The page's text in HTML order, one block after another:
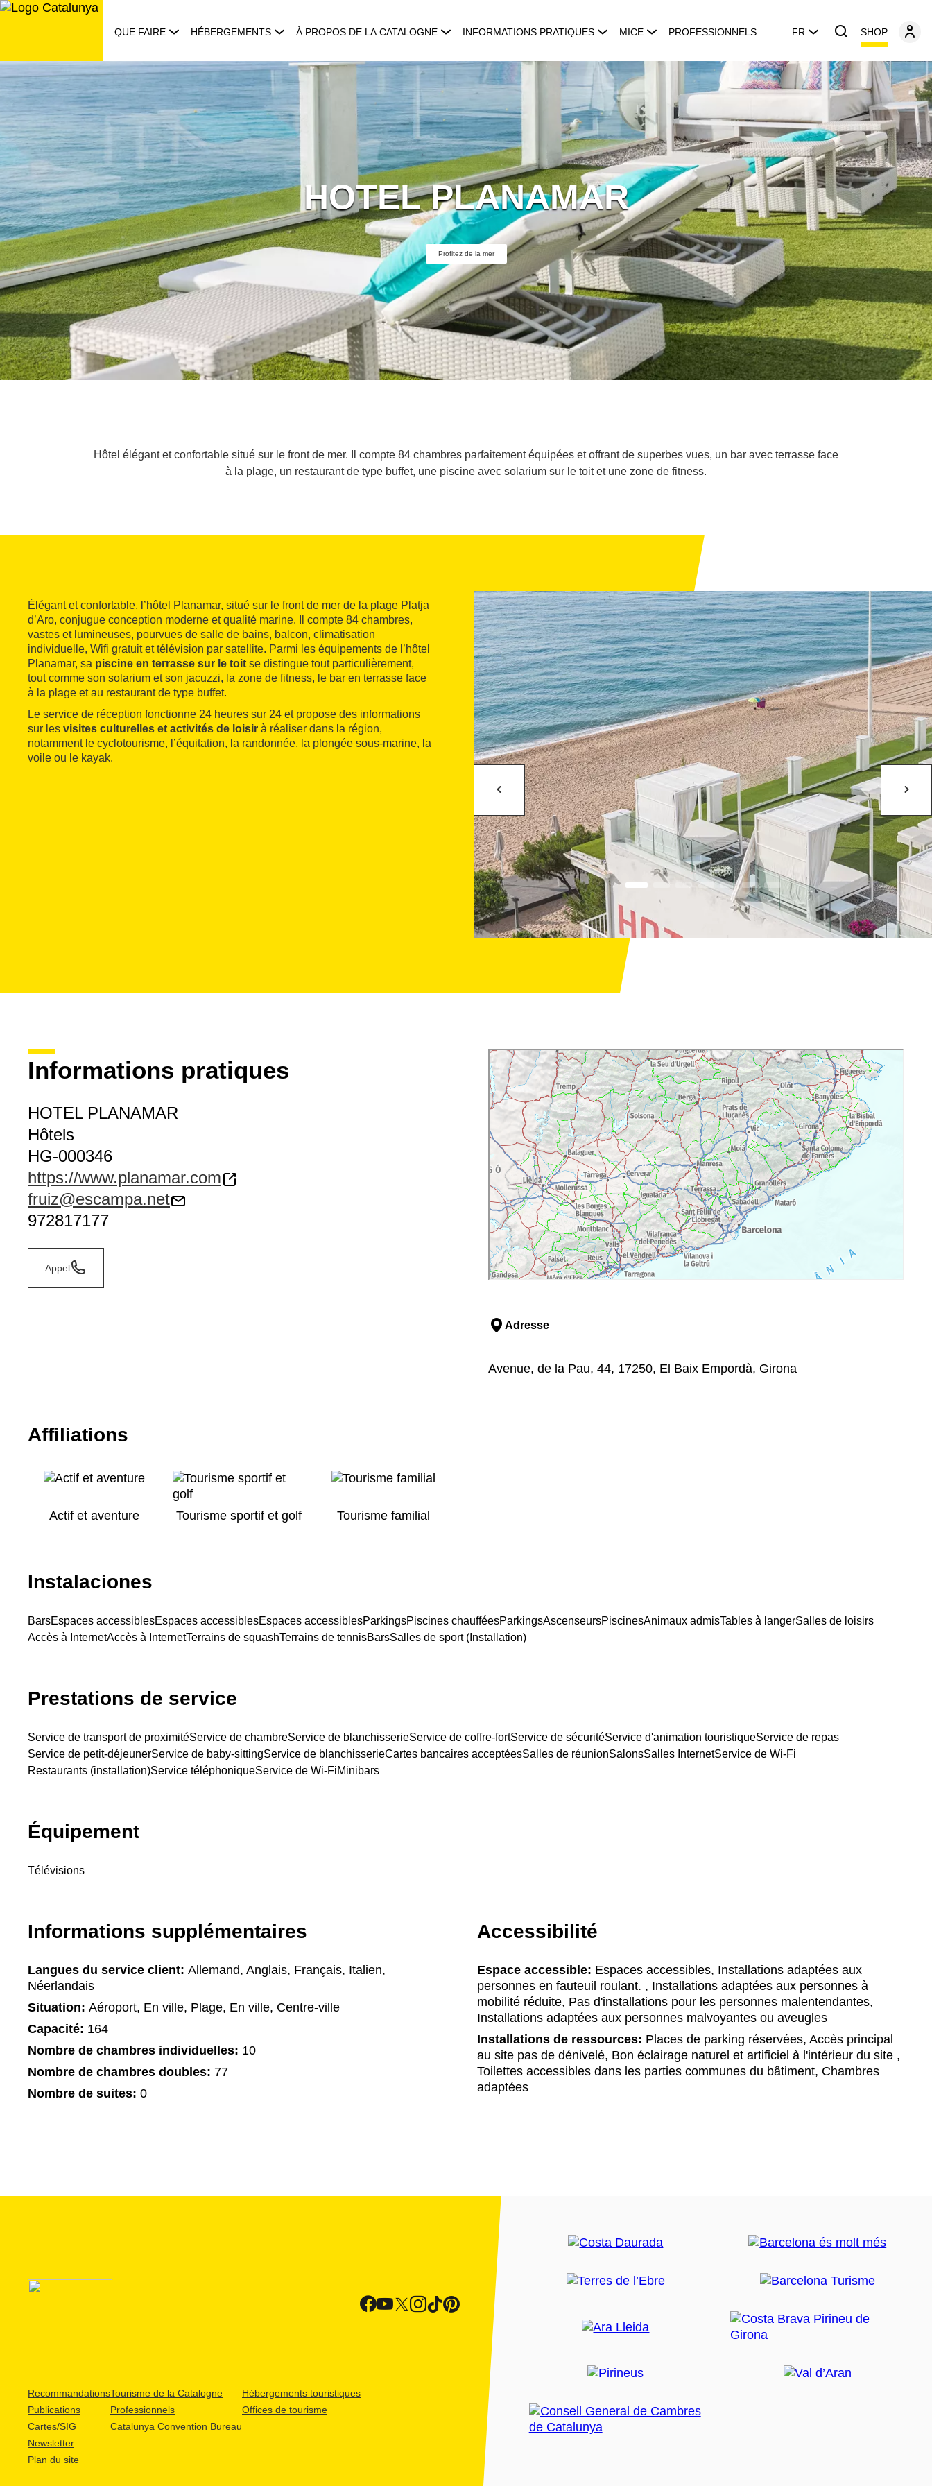
Aller
QUE FAIRE HÉBERGEMENTS À PROPOS DE LA CATALOGNE INFORMATIONS PRATIQUES MICE PROFESSIONNELS FR SHOP
HOTEL PLANAMAR
Profitez de la mer
Hôtel élégant et confortable situé sur le front de mer. Il compte 84 chambres parfaitement équipées et offrant de superbes vues, un bar avec terrasse face
à la plage, un restaurant de type buffet, une piscine avec solarium sur le toit et une zone de fitness.
Élégant et confortable, l’hôtel Planamar, situé sur le front de mer de la plage Platja
d’Aro, conjugue conception moderne et qualité marine. Il compte 84 chambres,
vastes et lumineuses, pourvues de salle de bains, balcon, climatisation
individuelle, Wifi gratuit et télévision par satellite. Parmi les équipements de l’hôtel
Planamar, sa piscine en terrasse sur le toit se distingue tout particulièrement,
tout comme son solarium et son jacuzzi, la zone de fitness, le bar en terrasse face
à la plage et au restaurant de type buffet.
Le service de réception fonctionne 24 heures sur 24 et propose des informations
sur les visites culturelles et activités de loisir à réaliser dans la région,
notamment le cyclotourisme, l’équitation, la randonnée, la plongée sous-marine, la
voile ou le kayak.
Informations pratiques
HOTEL PLANAMAR
Hôtels
HG-000346
https://www.planamar.com
fruiz@escampa.net
972817177
Appel
Adresse
Avenue, de la Pau, 44, 17250, El Baix Empordà, Girona
Affiliations
Actif et aventure Tourisme sportif et golf Tourisme familial
Instalaciones
BarsEspaces accessiblesEspaces accessiblesEspaces accessiblesParkingsPiscines chaufféesParkingsAscenseursPiscinesAnimaux admisTables à langerSalles de loisirs
Accès à InternetAccès à InternetTerrains de squashTerrains de tennisBarsSalles de sport (Installation)
Prestations de service
Service de transport de proximitéService de chambreService de blanchisserieService de coffre-fortService de sécuritéService d'animation touristiqueService de repas
Service de petit-déjeunerService de baby-sittingService de blanchisserieCartes bancaires acceptéesSalles de réunionSalonsSalles InternetService de Wi-Fi
Restaurants (installation)Service téléphoniqueService de Wi-FiMinibars
Équipement
Télévisions
Informations supplémentaires
Langues du service client: Allemand, Anglais, Français, Italien,
Néerlandais
Situation: Aéroport, En ville, Plage, En ville, Centre-ville
Capacité: 164
Nombre de chambres individuelles: 10
Nombre de chambres doubles: 77
Nombre de suites: 0
Accessibilité
Espace accessible: Espaces accessibles, Installations adaptées aux
personnes en fauteuil roulant. , Installations adaptées aux personnes à
mobilité réduite, Pas d'installations pour les personnes malentendantes,
Installations adaptées aux personnes malvoyantes ou aveugles
Installations de ressources: Places de parking réservées, Accès principal
au site pas de dénivelé, Bon éclairage naturel et artificiel à l'intérieur du site ,
Toilettes accessibles dans les parties communes du bâtiment, Chambres
adaptées
Recommandations
Publications
Cartes/SIG
Newsletter
Plan du site
Tourisme de la Catalogne
Professionnels
Catalunya Convention Bureau
Hébergements touristiques
Offices de tourisme